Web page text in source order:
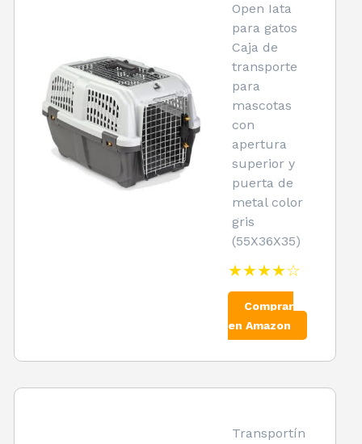
Open Iata
para gatos
Caja de
transporte
para
mascotas
con
apertura
superior y
puerta de
metal color
gris
(55X36X35)
★★★★☆
Comprar
en Amazon
Transportín